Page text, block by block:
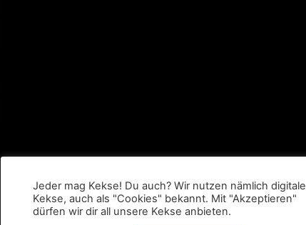
Jeder mag Kekse! Du auch? Wir nutzen nämlich digitale
Kekse, auch als "Cookies" bekannt. Mit "Akzeptieren"
dürfen wir dir all unsere Kekse anbieten.